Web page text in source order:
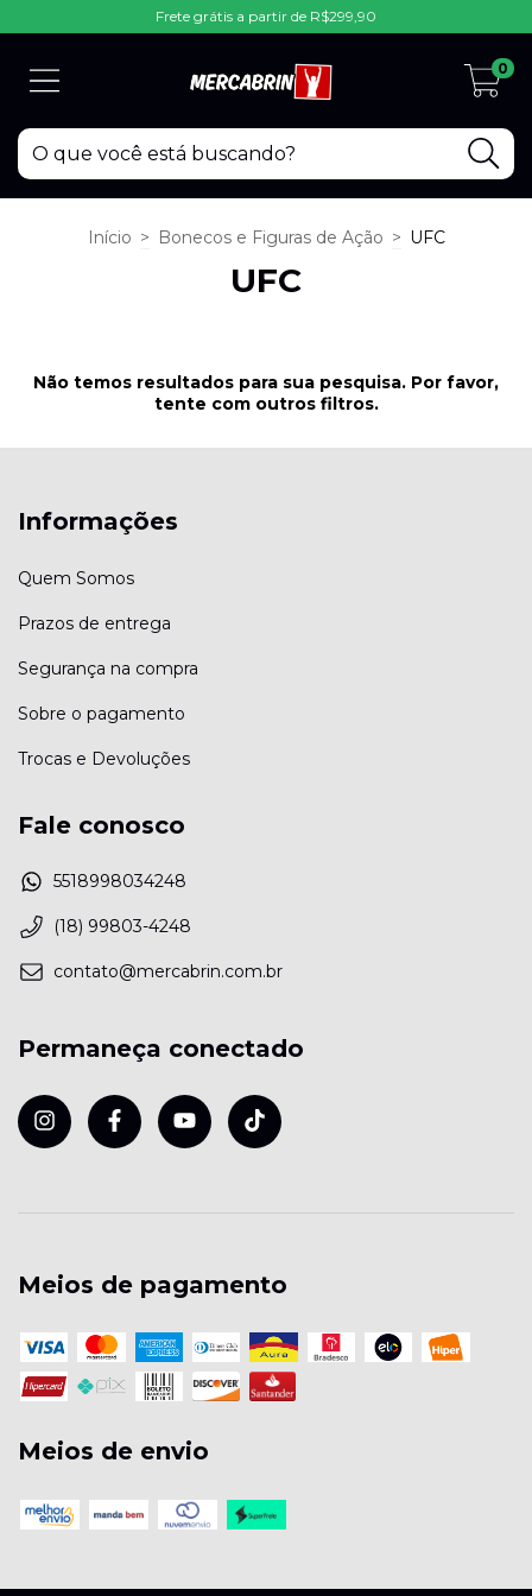
Frete grátis a partir de R$299,90
0
Início > Bonecos e Figuras de Ação > UFC
UFC
Não temos resultados para sua pesquisa. Por favor,
tente com outros filtros.
Informações
Quem Somos
Prazos de entrega
Segurança na compra
Sobre o pagamento
Trocas e Devoluções
Fale conosco
5518998034248
(18) 99803-4248
contato@mercabrin.com.br
Permaneça conectado
Meios de pagamento
Meios de envio